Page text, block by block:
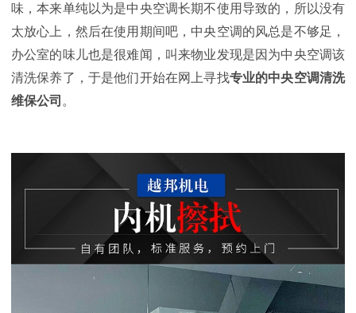
味，本来单纯以为是中央空调长期不使用导致的，所以没有
太放心上，然后在使用期间吧，中央空调的风总是不够足，
办公室的味儿也是很难闻，叫来物业发现是因为中央空调该
清洗保养了，于是他们开始在网上寻找专业的中央空调清洗
维保公司 。